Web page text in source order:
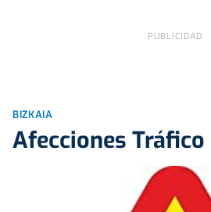
BIZKAIA
Afecciones Tráfico